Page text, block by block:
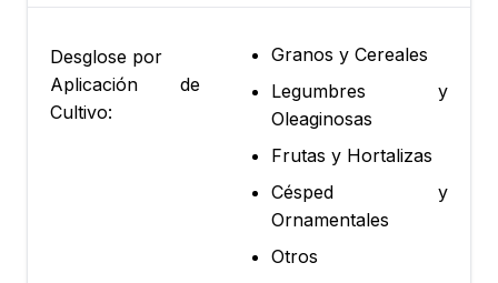
Desglose por
Aplicación de
Cultivo:
Granos y Cereales
Legumbres y
Oleaginosas
Frutas y Hortalizas
Césped y
Ornamentales
Otros